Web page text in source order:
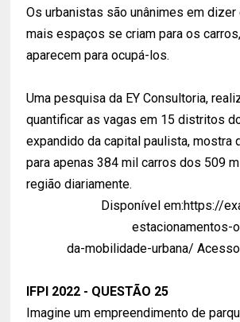
Os urbanistas são unânimes em dizer
mais espaços se criam para os
aparecem para ocupá-los.
Uma pesquisa da EY Consultoria,
quantificar as vagas em 15 distritos
expandido da capital paulista, mostra
para apenas 384 mil carros dos 509
região diariamente.
Disponível em:https://
estacionamentos-
da-mobilidade-urbana/
IFPI 2022 - QUESTÃO 25
Imagine um empreendimento de